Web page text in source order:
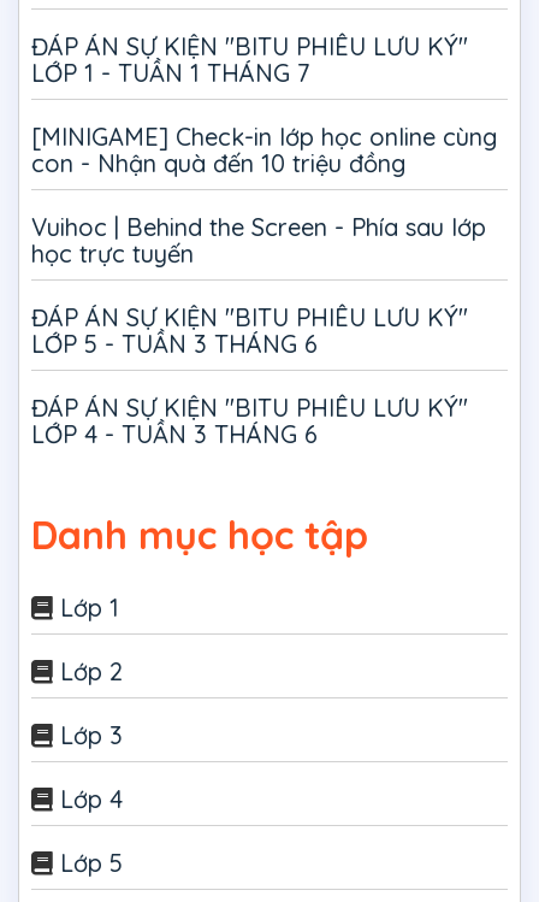
ĐÁP ÁN SỰ KIỆN "BITU PHIÊU LƯU KÝ"
LỚP 1 - TUẦN 1 THÁNG 7
[MINIGAME] Check-in lớp học online cùng
con - Nhận quà đến 10 triệu đồng
Vuihoc | Behind the Screen - Phía sau lớp
học trực tuyến
ĐÁP ÁN SỰ KIỆN "BITU PHIÊU LƯU KÝ"
LỚP 5 - TUẦN 3 THÁNG 6
ĐÁP ÁN SỰ KIỆN "BITU PHIÊU LƯU KÝ"
LỚP 4 - TUẦN 3 THÁNG 6
Danh mục học tập
Lớp 1
Lớp 2
Lớp 3
Lớp 4
Lớp 5